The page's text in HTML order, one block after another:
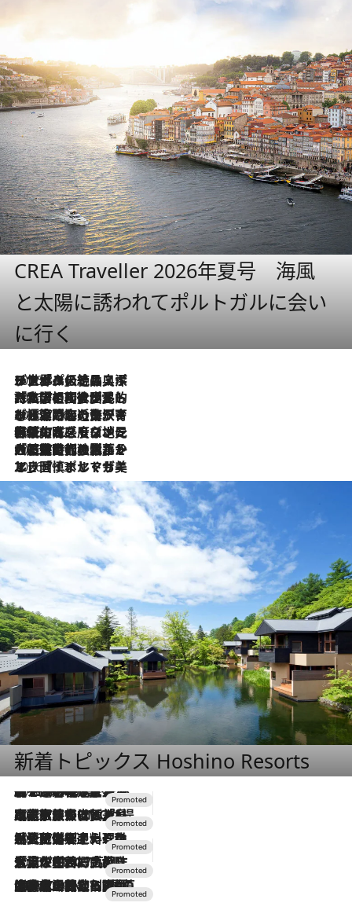
CREA Traveller 2026年夏号 海風
と太陽に誘われてポルトガルに会い
に行く
2026.8.8
リスボンの絶品スイーツ「パステル・デ・ナタ」とは？ポルトガル伝統の奥深い世界へ
2026.7.27
「私の祖国はポルトガル語です」国民的詩人フェルナンド・ペソアと、彼が愛した文学の街を歩く
2026.7.26
ポルトガル近海が育む極上の海の幸。キリリと冷えた白ワインと愉しむ、シーフード専門店の贅沢
2026.7.22
伝統の味をモダンに昇華。高感度な地元客が集う、リスボンの最旬ガストロノミー
2026.7.21
大航海時代の栄華から、震災、独裁、そして革命へ。ポルトガル・首都リスボンの石畳に刻まれた「歴史の光と影」
2026.7.13
エッセイ・ヤマザキマリ「慎ましくも美しき国 ポルトガル」
新着トピックス Hoshino Resorts
2026.8.7
【トンボの足水浴】ヒノキの香りに包まれて涼感マックス！約13℃の湧水かけ流しを避暑地「星野温泉 トンボの湯」で体験
2026.7.31
【ホテル帰省】という選択肢をOMOが提案。家族とほどよい距離を保つには「昼は実家、夜は気兼ねなくホテルで！」
2026.7.24
【夏限定ディナーコース】旬を迎える稚鮎や花ズッキーニなどをイタリア・トスカーナの郷土料理の手法で満喫！
2026.7.17
「土佐和ハーブかき氷」がOMO7高知に登場！生姜、山椒、大葉など目にも舌にも涼を呼ぶ郷土の味
2026.7.10
NEW OPEN！【界 草津】名湯の地に誕生。趣の異なる2種の温泉と上州ならではの会席・蕎麦割烹など美食を味わう究極の癒やし旅